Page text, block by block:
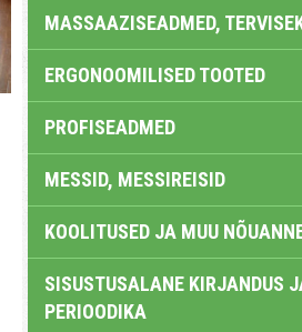
MASSAAZISEADMED,
ERGONOOMILISED TOOTED
PROFISEADMED
MESSID, MESSIREISID
KOOLITUSED JA MUU
SISUSTUSALANE KIRJANDUS
PERIOODIKA